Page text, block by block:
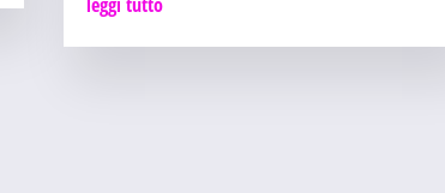
leggi tutto